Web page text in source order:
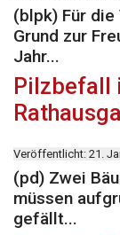
(blpk) Für
Grund zur
Jahr...
Pilzbefall
Veröffentlicht: 21.
(pd) Zwei
müssen
gefällt...